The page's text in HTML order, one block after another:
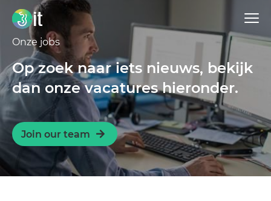
Onze jobs
Op zoek naar iets nieuws, bekijk
dan onze vacatures hieronder.
Join our team